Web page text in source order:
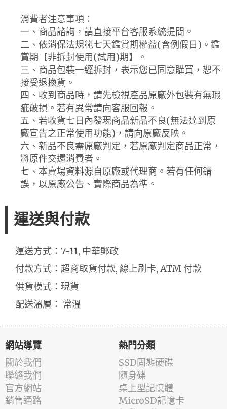
消費者注意事項：
一、商品諮詢，請直接平台客服系統提問。
二、依消保法規範七天鑑賞期權益(含例假日)。鑑
賞期【非拆封使用(試用)期】。
三、商品包裝一經拆封，表示您已同意購買，恕不
接受退換貨。
四、收到商品時，請先檢視產品原廠外包裝有無瑕
疵破損。若有異常請向客服回報。
五、若收貨七日內發現商品新品不良(無法達到原
廠宣告之正常使用功能)，請向原廠反映。
六、新品不良需原廠判定，若原廠判定商品正常，
將原件交還消費者。
七、本賣場資料源自原廠或代理商。若有任何錯
誤，以原廠公告、實際商品為準。
運送與付款
運送方式：7-11, 中華郵政
付款方式：超商取貨付款, 線上刷卡, ATM 付款
供貨模式：現貨
配送溫層： 常溫
網站導覽
關於我們
聯絡我們
官方網站
銷售通路
熱門分類
SSD固態硬碟
隨身碟
桌上型記憶體
MicroSD記憶卡